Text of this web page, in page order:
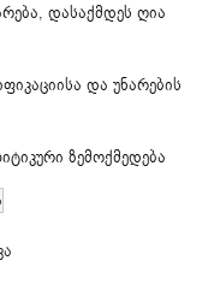
დასაქმდეს ღია
და უნარების
ზემოქმედება